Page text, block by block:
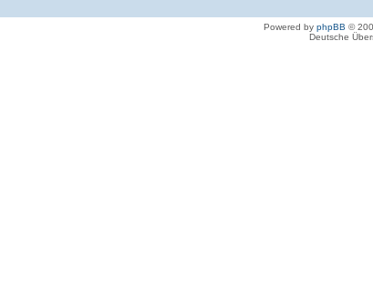
Powered by phpBB ©
Deutsche